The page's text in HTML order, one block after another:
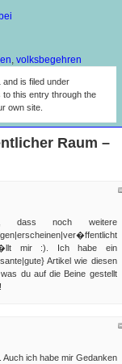
, volksbegehren
is filed under
this entry through the
own site.
Raum –
dass noch weitere
mir :). Ich habe ein
Artikel wie diesen
du auf die Beine gestellt
Auch ich habe mir Gedanken